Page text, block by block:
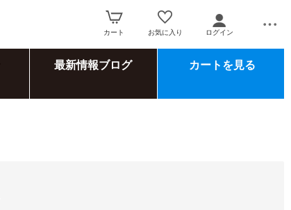
カート お気に入り ログイン
最新情報ブログ カートを見る